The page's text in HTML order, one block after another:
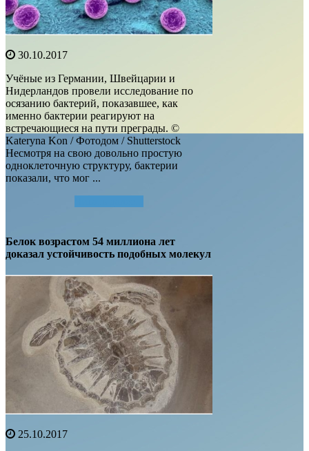
30.10.2017
Учёные из Германии, Швейцарии и
Нидерландов провели исследование по
осязанию бактерий, показавшее, как
именно бактерии реагируют на
встречающиеся на пути преграды. ©
Kateryna Kon / Фотодом / Shutterstock
Несмотря на свою довольно простую
одноклеточную структуру, бактерии
показали, что мог ...
Белок возрастом 54 миллиона лет
доказал устойчивость подобных молекул
25.10.2017